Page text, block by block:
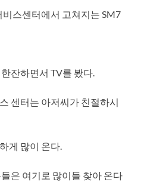
스센터에서 고쳐지는 SM7
잔하면서 TV를 봤다.
센터는 아저씨가 친절하시
게 많이 온다.
은 여기로 많이들 찾아 온다